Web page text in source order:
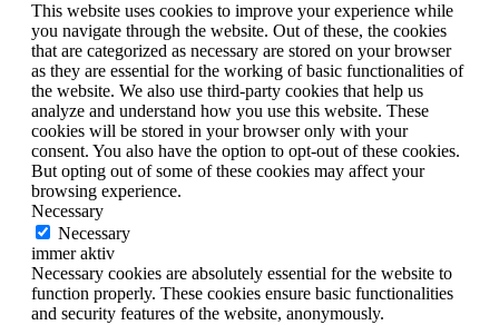
This website uses cookies to improve your experience while
you navigate through the website. Out of these, the cookies
that are categorized as necessary are stored on your browser
as they are essential for the working of basic functionalities of
the website. We also use third-party cookies that help us
analyze and understand how you use this website. These
cookies will be stored in your browser only with your
consent. You also have the option to opt-out of these cookies.
But opting out of some of these cookies may affect your
browsing experience.
Necessary
Necessary
immer aktiv
Necessary cookies are absolutely essential for the website to
function properly. These cookies ensure basic functionalities
and security features of the website, anonymously.